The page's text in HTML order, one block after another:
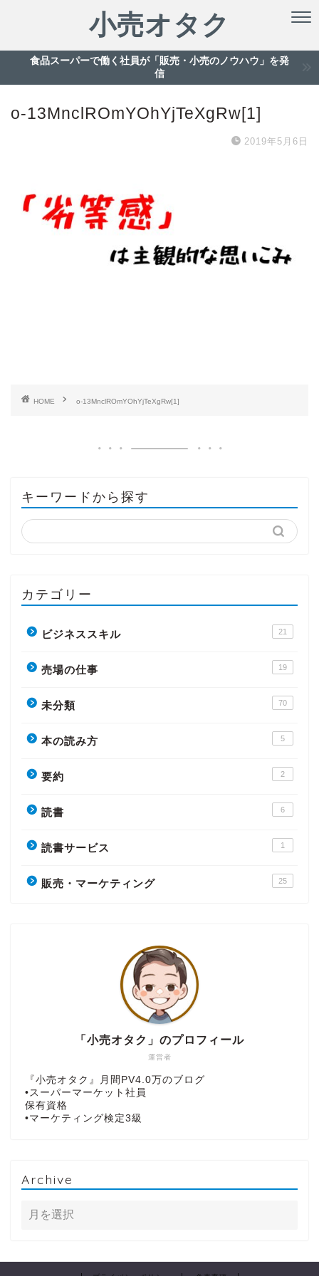
小売オタク
食品スーパーで働く社員が「販売・小売のノウハウ」を発
信
o-13MnclROmYOhYjTeXgRw[1]
2019年5月6日
HOME o-13MnclROmYOhYjTeXgRw[1]
キーワードから探す
カテゴリー
ビジネススキル 21
売場の仕事 19
未分類 70
本の読み方 5
要約 2
読書 6
読書サービス 1
販売・マーケティング 25
運営者
「小売オタク」のプロフィール
『小売オタク』月間PV4.0万のブログ
•スーパーマーケット社員
保有資格
•マーケティング検定3級
Archive